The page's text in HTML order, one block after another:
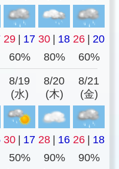
29 | 17 30 | 18 26 | 20
60% 80% 60%
8/19
(水)
8/20
(木)
8/21
(金)
30 | 17 28 | 16 26 | 18
50% 90%
90%